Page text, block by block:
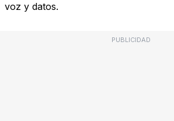
voz y datos.
PUBLICIDAD